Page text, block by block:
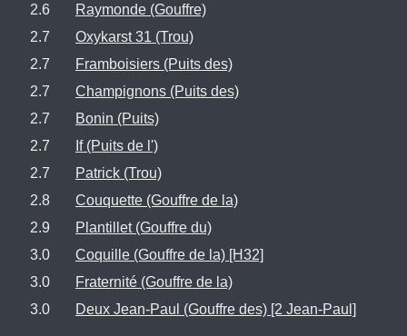
2.6
Raymonde (Gouffre)
2.7
Oxykarst 31 (Trou)
2.7
Framboisiers (Puits des)
2.7
Champignons (Puits des)
2.7
Bonin (Puits)
2.7
If (Puits de l')
2.7
Patrick (Trou)
2.8
Couquette (Gouffre de la)
2.9
Plantillet (Gouffre du)
3.0
Coquille (Gouffre de la) [H32]
3.0
Fraternité (Gouffre de la)
3.0
Deux Jean-Paul (Gouffre des) [2 Jean-Paul]